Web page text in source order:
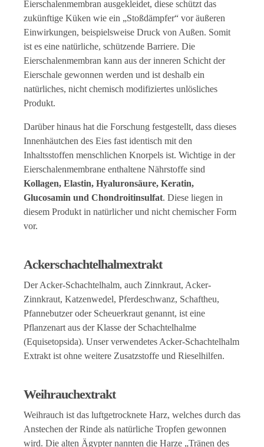
Eierschalenmembran ausgekleidet, diese schützt das
zukünftige Küken wie ein „Stoßdämpfer“ vor äußeren
Einwirkungen, beispielsweise Druck von Außen. Somit
ist es eine natürliche, schützende Barriere. Die
Eierschalenmembran kann aus der inneren Schicht der
Eierschale gewonnen werden und ist deshalb ein
natürliches, nicht chemisch modifiziertes unlösliches
Produkt.
Darüber hinaus hat die Forschung festgestellt, dass dieses
Innenhäutchen des Eies fast identisch mit den
Inhaltsstoffen menschlichen Knorpels ist. Wichtige in der
Eierschalenmembrane enthaltene Nährstoffe sind
Kollagen, Elastin, Hyaluronsäure, Keratin,
Glucosamin und Chondroitinsulfat. Diese liegen in
diesem Produkt in natürlicher und nicht chemischer Form
vor.
Ackerschachtelhalmextrakt
Der Acker-Schachtelhalm, auch Zinnkraut, Acker-
Zinnkraut, Katzenwedel, Pferdeschwanz, Schaftheu,
Pfannebutzer oder Scheuerkraut genannt, ist eine
Pflanzenart aus der Klasse der Schachtelhalme
(Equisetopsida). Unser verwendetes Acker-Schachtelhalm
Extrakt ist ohne weitere Zusatzstoffe und Rieselhilfen.
Weihrauchextrakt
Weihrauch ist das luftgetrocknete Harz, welches durch das
Anstechen der Rinde als natürliche Tropfen gewonnen
wird. Die alten Ägypter nannten die Harze „Tränen des